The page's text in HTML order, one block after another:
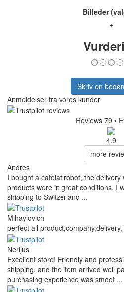
Billeder
+
Skriv en
Anmeldelser fra vores kunder
Reviews 79 •
4.9
more
Andres
I bought a cafelat robot, the delivery
products were in great conditions. I
shipping to Switzerland ...
Mihaylovich
perfect all
Nerijus
Excellent store! Friendly and
shipping, and the item arrived well
purchasing experience was smoot ...